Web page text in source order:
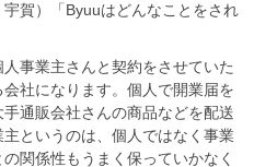
賀）「Byuuはどんなことをされ
事業主さんと契約をさせていた
社になります。個人で開業届を
通販会社さんの商品などを配送
というのは、個人ではなく事業
関係性もうまく保っていかなく